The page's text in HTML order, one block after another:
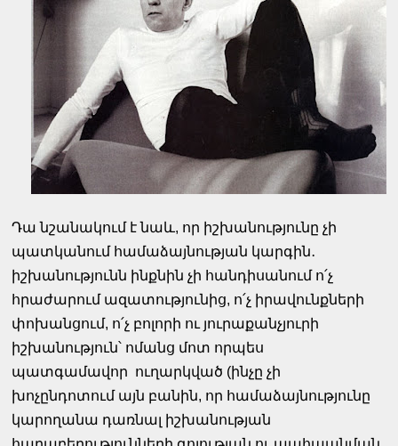
Դա նշանակում է նաև, որ իշխանությունը չի
պատկանում համաձայնության կարգին․
իշխանությունն ինքնին չի հանդիսանում ո՛չ
հրաժարում ազատությունից, ո՛չ իրավունքների
փոխանցում, ո՛չ բոլորի ու յուրաքանչյուրի
իշխանություն՝ ոմանց մոտ որպես
պատգամավոր ուղարկված (ինչը չի
խոչընդոտում այն բանին, որ համաձայնությունը
կարողանա դառնալ իշխանության